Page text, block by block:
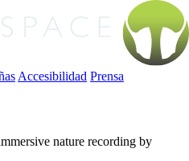
Accesibilidad Prensa